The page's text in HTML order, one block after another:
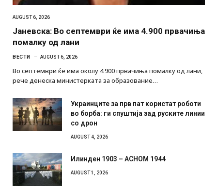
AUGUST 6, 2026
Јаневска: Во септември ќе има 4.900 првачиња
помалку од лани
ВЕСТИ AUGUST 6, 2026
Во септември ќе има околу 4.900 првачиња помалку од лани,
рече денеска министерката за образование…
Украинците за прв пат користат роботи
во борба: ги спуштија зад руските линии
со дрон
AUGUST 4, 2026
Илинден 1903 – АСНОМ 1944
AUGUST 1, 2026